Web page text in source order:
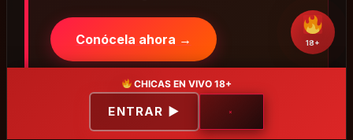
CHICAS EN VIVO 18+
ENTRAR ▶ ×
18+
Conócela ahora →
Descubre cómo funciona en Sexyia